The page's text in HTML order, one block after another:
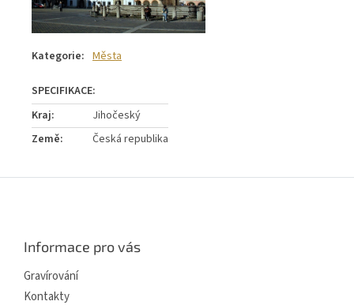
Kategorie: Města
Kraj:
Jihočeský
Země: Česká republika
Informace pro vás
Gravírování
Kontakty